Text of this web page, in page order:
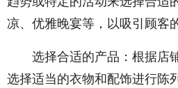
凉、优雅晚宴等，以吸引顾客
选择合适的产品：根据店铺
选择适当的衣物和配饰进行陈